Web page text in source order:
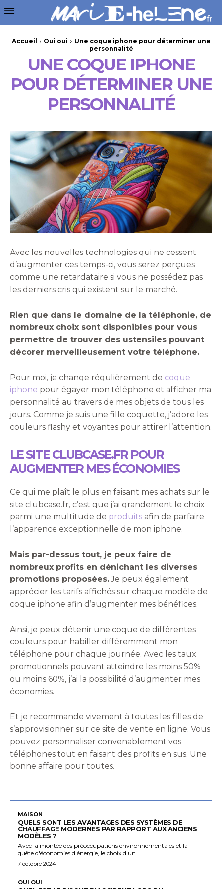
Accueil Oui oui
Une coque iphone pour déterminer une
personnalité
UNE COQUE IPHONE
POUR DÉTERMINER UNE
PERSONNALITÉ
Avec les nouvelles technologies qui ne cessent
d’augmenter ces temps-ci, vous serez perçues
comme une retardataire si vous ne possédez pas
les derniers cris qui existent sur le marché.
Rien que dans le domaine de la téléphonie, de
nombreux choix sont disponibles pour vous
permettre de trouver des ustensiles pouvant
décorer merveilleusement votre téléphone.
Pour moi, je change régulièrement de coque
iphone pour égayer mon téléphone et afficher ma
personnalité au travers de mes objets de tous les
jours. Comme je suis une fille coquette, j’adore les
couleurs flashy et voyantes pour attirer l’attention.
LE SITE CLUBCASE.FR POUR
AUGMENTER MES ÉCONOMIES
Ce qui me plaît le plus en faisant mes achats sur le
site clubcase.fr, c’est que j’ai grandement le choix
parmi une multitude de produits afin de parfaire
l’apparence exceptionnelle de mon iphone.
Mais par-dessus tout, je peux faire de
nombreux profits en dénichant les diverses
promotions proposées.Je peux également
apprécier les tarifs affichés sur chaque modèle de
coque iphone afin d’augmenter mes bénéfices.
Ainsi, je peux détenir une coque de différentes
couleurs pour habiller différemment mon
téléphone pour chaque journée. Avec les taux
promotionnels pouvant atteindre les moins 50%
ou moins 60%, j’ai la possibilité d’augmenter mes
économies.
Et je recommande vivement à toutes les filles de
s’approvisionner sur ce site de vente en ligne. Vous
pouvez personnaliser convenablement vos
téléphones tout en faisant des profits en sus. Une
bonne affaire pour toutes.
MAISON
QUELS SONT LES AVANTAGES DES SYSTÈMES DE
CHAUFFAGE MODERNES PAR RAPPORT AUX ANCIENS
MODÈLES ?
Avec la montée des préoccupations environnementales et la
quête d'économies d'énergie, le choix d'un...
7 octobre 2024
OUI OUI